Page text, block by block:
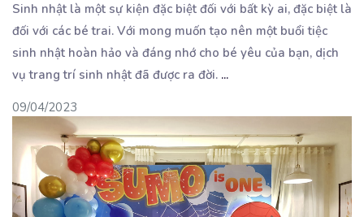
Sinh nhật là một sự kiện đặc biệt đối với bất kỳ ai, đặc biệt là
đối với các bétrai. Với mong muốn tạo nên một buổi tiệc
sinh nhật hoàn hảo và đáng nhớ cho bé yêu của bạn, dịch
vụ trang trí sinh nhật đã được ra đời. ...
09/04/2023